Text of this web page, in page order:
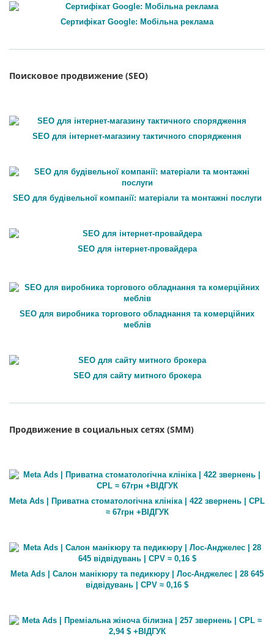
Сертифікат Google: Мобільна реклама
Поисковое продвижение (SEO)
SEO для інтернет-магазину тактичного спорядження
SEO для будівельної компанії: матеріали та монтажні послуги
SEO для інтернет-провайдера
SEO для виробника торгового обладнання та комерційних
меблів
SEO для сайту митного брокера
Продвижение в социальных сетях (SMM)
Meta Ads | Приватна стоматологічна клініка | 422 звернень | CPL
≈ 67грн +ВІДГУК
Meta Ads | Салон манікюру та педикюру | Лос-Анджелес | 28 645
відвідувань | CPV ≈ 0,16 $